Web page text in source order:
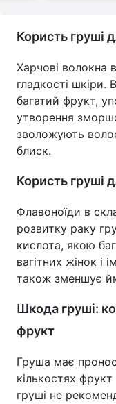
Користь груші
Харчові волокна
гладкості шкіри.
багатий фрукт,
утворення
зволожують
блиск.
Користь груші
Флавоноїди в
розвитку раку
кислота, якою
вагітних жінок і
також зменшує
Шкода груші:
фрукт
Груша має
кількостях
груші не